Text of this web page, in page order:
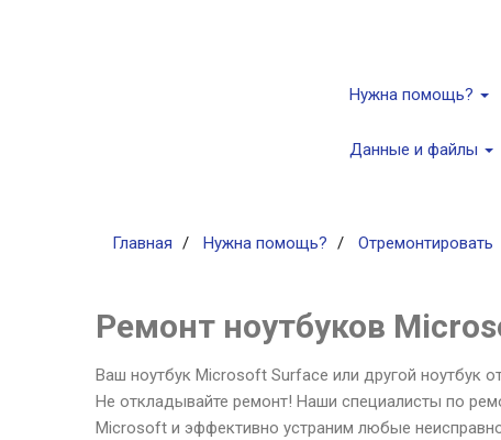
Нужна помощь?
Данные и файлы
Главная Нужна помощь? Отремонтировать
Ремонт ноутбуков
Ваш ноутбук Microsoft Surface или другой ноутбук
Не откладывайте ремонт! Наши специалисты по
Microsoft и эффективно устраним любые